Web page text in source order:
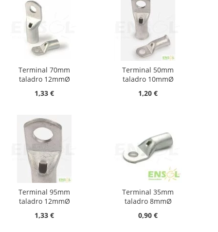
Terminal 70mm
taladro 12mmØ
1,33 €
Terminal 50mm
taladro 10mmØ
1,20 €
Terminal 95mm
taladro 12mmØ
1,33 €
Terminal 35mm
taladro 8mmØ
0,90 €